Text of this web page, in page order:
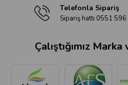
Telefonla Sipariş
Sipariş hattı 0551
Çalıştığımız